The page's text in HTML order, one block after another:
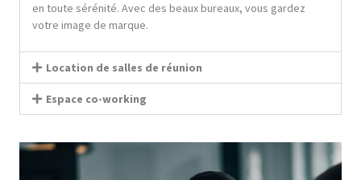
en toute sérénité. Avec des beaux bureaux, vous gardez
votre image de marque.
Location de salles de réunion
Espace co-working